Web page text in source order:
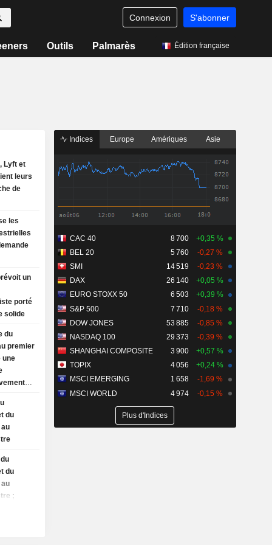
Connexion S'abonner
Outils Palmarès Édition française
Lyft et
leurs
de
les
un
porté
solide
du
premier
une
du
du
;
Indices Europe Amériques Asie
CAC 40 8 700
+0,35 %
BEL 20
5 760
-0,27 %
SMI
14 519
-0,23 %
DAX
26 140
+0,05 %
EURO STOXX 50
6 503
+0,39 %
S&P 500
7 710
-0,18 %
DOW JONES
53 885
-0,85 %
NASDAQ 100
29 373
-0,39 %
SHANGHAI COMPOSITE
3 900
+0,57 %
TOPIX
4 056
+0,24 %
MSCI EMERGING
1 658
-1,69 %
MSCI WORLD
4 974 -0,15 %
Plus d'Indices